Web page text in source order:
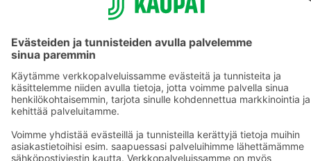
Yhteishyvä Ruoka -sovellus
Prisma.fi
Sokos.fi
S-Pankki
Sokos Hotels
Raflaamo